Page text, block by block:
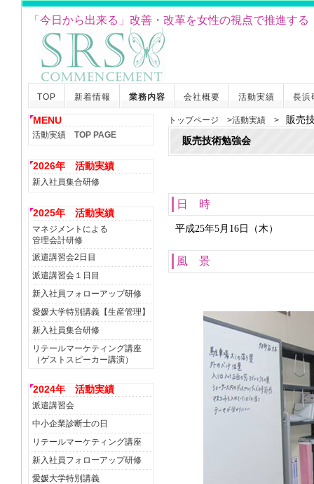
「今日から出来る」改善・改革を女性の視点で推進する
TOP 新着情報 業務内容 会社概要 活動実績 長浜
MENU
活動実績 TOP PAGE
2026年 活動実績
新入社員集合研修
2025年 活動実績
マネジメントによる
管理会計研修
派遣講習会2日目
派遣講習会１日目
新入社員フォローアップ研修
愛媛大学特別講義【生産管理】
新入社員集合研修
リテールマーケティング講座
（ゲストスピーカー講演）
2024年 活動実績
派遣講習会
中小企業診断士の日
リテールマーケティング講座
新入社員フォローアップ研修
愛媛大学特別講義
トップページ >活動実績 >
販売
販売技術勉強会
日 時
平成25年5月16日（木）
風 景